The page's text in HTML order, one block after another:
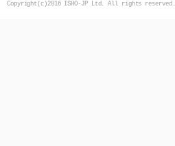
Copyright(c)2016 ISHO-JP Ltd. All rights reserved.